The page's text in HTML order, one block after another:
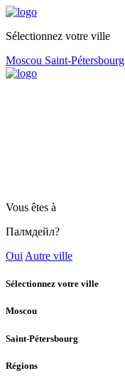
Sélectionnez votre ville
Moscou Saint-Pétersbourg
Vous êtes à
Палмдейл?
Oui Autre ville
Sélectionnez votre ville
Moscou
Saint-Pétersbourg
Régions